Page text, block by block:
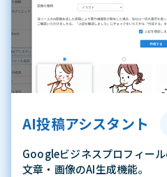
AI投稿アシスタント
Googleビジネスプロフィー
文章・画像のAI生成機能。